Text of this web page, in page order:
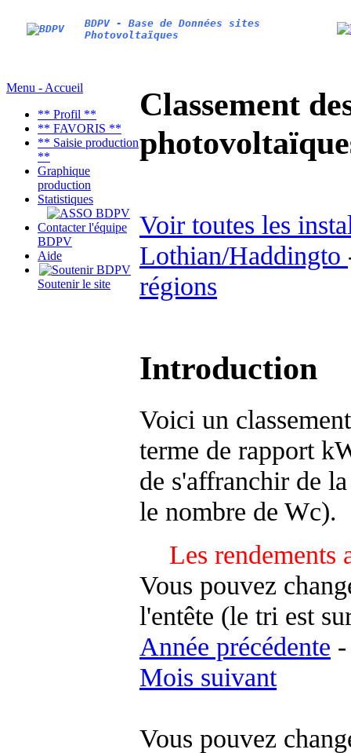
BDPV - Base de Données sites
Photovoltaïques
Menu - Accueil
** Profil **
** FAVORIS **
** Saisie production
**
Graphique
production
Statistiques
Contacter l'équipe
BDPV
Aide
Soutenir le site
Classement
Voir toutes les
Lothian/Haddingto
régions
Introduction
Voici un
terme de rapport
de s'affranchir de
le nombre de Wc).
Les rendements
Vous pouvez
l'entête (le tri est
Année précédente -
Mois suivant
Vous pouvez